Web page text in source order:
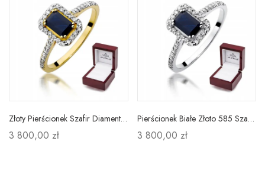
Złoty Pierścionek Szafir Diamenty Próba 585 Grawer
3 800,00 zł
Pierścionek Białe Złoto 585 Szafir Diament Prezent
3 800,00 zł